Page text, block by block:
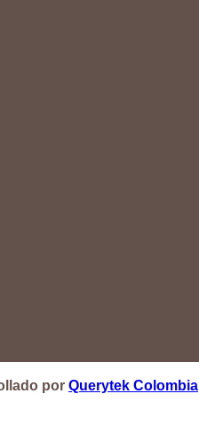
por Querytek Colombia